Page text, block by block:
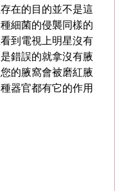
在的目的並不是這
細菌的侵襲同樣的
到電視上明星沒有
錯誤的就拿沒有腋
的腋窩會被磨紅腋
器官都有它的作用